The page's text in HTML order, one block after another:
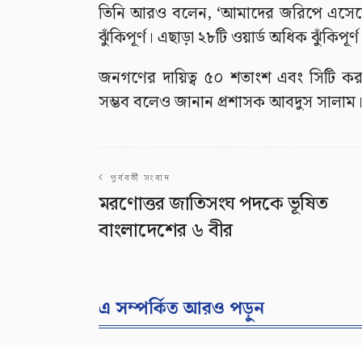
তিনি আরও বলেন, ‘আমাদের জরিপে
ঝুঁকিপূর্ণ। এছাড়া ২৮টি ওয়ার্ড অধিক
জনগণের দায়িত্ব ৫০ শতাংশ এবং সিটি
সম্ভব বলেও জানান প্রশাসক আবদুস সালাম।
পূর্ববর্তী সংবাদ
মরণোত্তর জাতিসংঘ পদকে ভূষিত
বাংলাদেশের ৬ বীর
এ সম্পর্কিত আরও পড়ুন